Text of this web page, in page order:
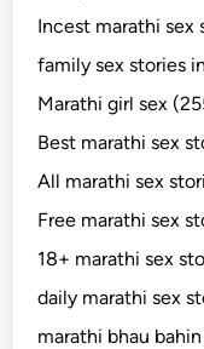
Incest marathi sex
family sex stories
Marathi girl sex
Best marathi sex
All marathi sex
Free marathi sex
18+ marathi sex
daily marathi sex
marathi bhau